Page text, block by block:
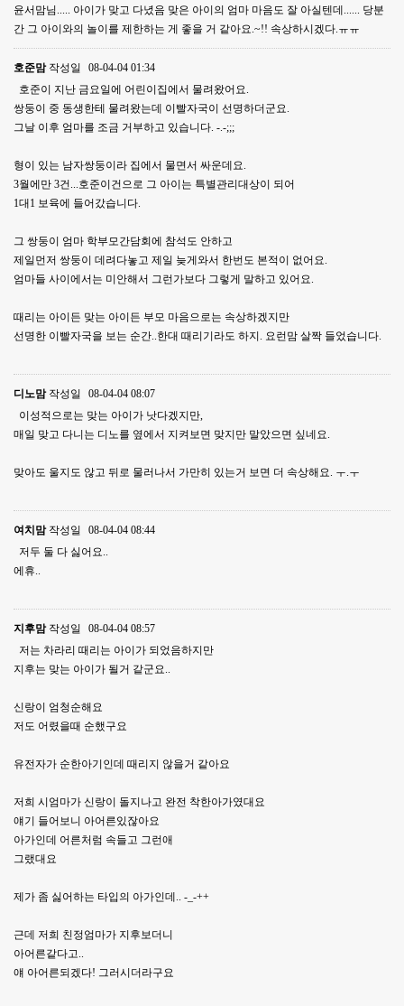
윤서맘님..... 아이가 맞고 다녔음 맞은 아이의 엄마 마음도 잘 아실텐데...... 당분
간 그 아이와의 놀이를 제한하는 게 좋을 거 같아요.~!! 속상하시겠다.ㅠㅠ
호준맘 작성일
08-04-04 01:34
호준이 지난 금요일에 어린이집에서 물려왔어요.
쌍둥이 중 동생한테 물려왔는데 이빨자국이 선명하더군요.
그날 이후 엄마를 조금 거부하고 있습니다. -.-;;;
형이 있는 남자쌍둥이라 집에서 물면서 싸운데요.
3월에만 3건...호준이건으로 그 아이는 특별관리대상이 되어
1대1 보육에 들어갔습니다.
그 쌍둥이 엄마 학부모간담회에 참석도 안하고
제일먼저 쌍둥이 데려다놓고 제일 늦게와서 한번도 본적이 없어요.
엄마들 사이에서는 미안해서 그런가보다 그렇게 말하고 있어요.
때리는 아이든 맞는 아이든 부모 마음으로는 속상하겠지만
선명한 이빨자국을 보는 순간..한대 때리기라도 하지. 요런맘 살짝 들었습니다.
디노맘 작성일
08-04-04 08:07
이성적으로는 맞는 아이가 낫다겠지만,
매일 맞고 다니는 디노를 옆에서 지켜보면 맞지만 말았으면 싶네요.
맞아도 울지도 않고 뒤로 물러나서 가만히 있는거 보면 더 속상해요. ㅜ.ㅜ
여치맘 작성일
08-04-04 08:44
저두 둘 다 싫어요..
에휴..
지후맘 작성일
08-04-04 08:57
저는 차라리 때리는 아이가 되었음하지만
지후는 맞는 아이가 될거 같군요..
신랑이 엄청순해요
저도 어렸을때 순했구요
유전자가 순한아기인데 때리지 않을거 같아요
저희 시엄마가 신랑이 돌지나고 완전 착한아가였대요
얘기 들어보니 아어른있잖아요
아가인데 어른처럼 속들고 그런애
그랬대요
제가 좀 싫어하는 타입의 아가인데.. -_-++
근데 저희 친정엄마가 지후보더니
아어른같다고..
얘 아어른되겠다! 그러시더라구요